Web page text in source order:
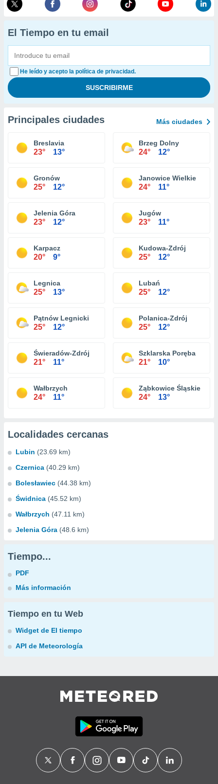
El Tiempo en tu email
He leído y acepto la política de privacidad.
Principales ciudades Más ciudades
Breslavia
23° 13°
Brzeg Dolny
24° 12°
Gronów
25° 12°
Janowice Wielkie
24° 11°
Jelenia Góra
23° 12°
Jugów
23° 11°
Karpacz
20° 9°
Kudowa-Zdrój
25° 12°
Legnica
25° 13°
Lubań
25° 12°
Pątnów Legnicki
25° 12°
Polanica-Zdrój
25° 12°
Świeradów-Zdrój
21° 11°
Szklarska Poręba
21° 10°
Wałbrzych
24° 11°
Ząbkowice Śląskie
24° 13°
Localidades cercanas
Lubin (23.69 km)
Czernica (40.29 km)
Bolesławiec (44.38 km)
Świdnica (45.52 km)
Wałbrzych (47.11 km)
Jelenia Góra (48.6 km)
Tiempo...
PDF
Más información
Tiempo en tu Web
Widget de El tiempo
API de Meteorología